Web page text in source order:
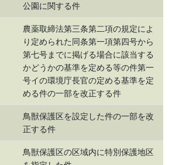
公園に関する件
農薬取締法第三条第二項の規定によ
り定められた同条第一項第四号から
第七号までに掲げる場合に該当する
かどうかの基準を定める等の件第一
号イの環境庁長官の定める基準を定
める件の一部を改正する件
鳥獣保護区を設定した件の一部を改
正する件
鳥獣保護区の区域内に特別保護地区